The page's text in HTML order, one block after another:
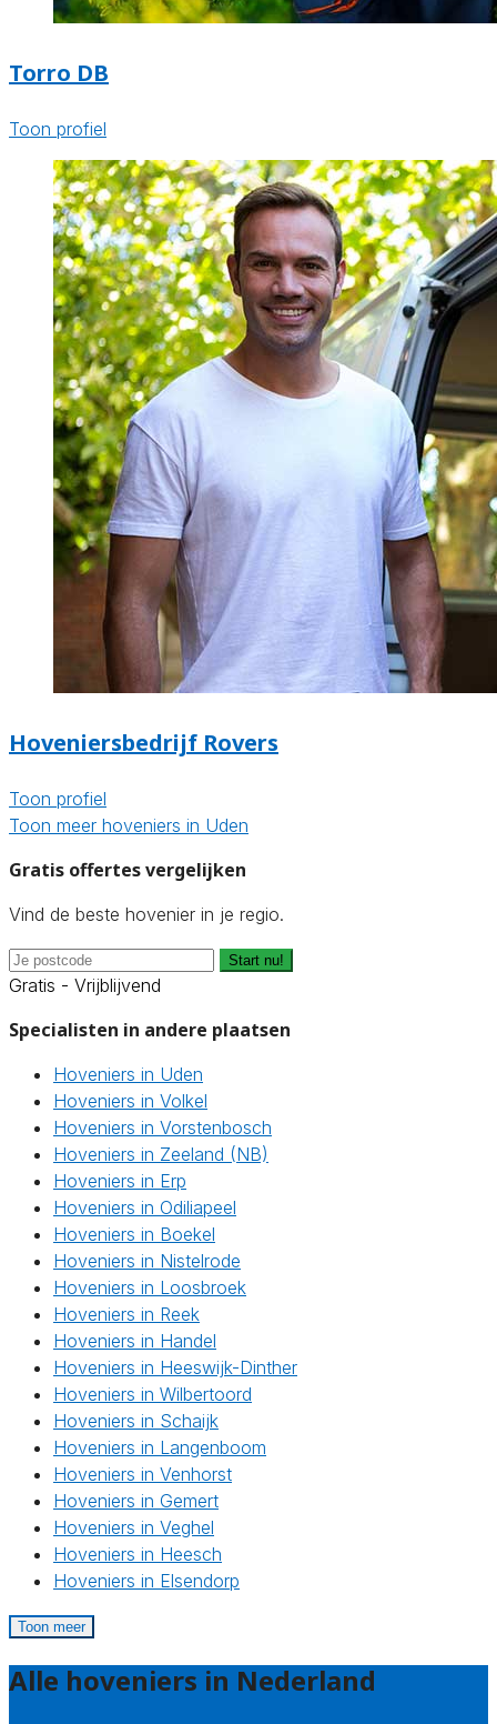
Torro DB
Toon profiel
Hoveniersbedrijf Rovers
Toon profiel
Toon meer hoveniers in Uden
Gratis offertes vergelijken
Vind de beste hovenier in je regio.
Start nu!
Gratis - Vrijblijvend
Specialisten in andere plaatsen
Hoveniers in Uden
Hoveniers in Volkel
Hoveniers in Vorstenbosch
Hoveniers in Zeeland (NB)
Hoveniers in Erp
Hoveniers in Odiliapeel
Hoveniers in Boekel
Hoveniers in Nistelrode
Hoveniers in Loosbroek
Hoveniers in Reek
Hoveniers in Handel
Hoveniers in Heeswijk-Dinther
Hoveniers in Wilbertoord
Hoveniers in Schaijk
Hoveniers in Langenboom
Hoveniers in Venhorst
Hoveniers in Gemert
Hoveniers in Veghel
Hoveniers in Heesch
Hoveniers in Elsendorp
Toon meer
Alle hoveniers in Nederland